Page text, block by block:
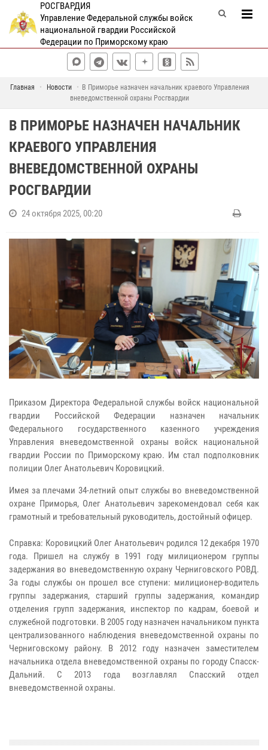
РОСГВАРДИЯ
Управление Федеральной службы войск
национальной гвардии Российской
Федерации по Приморскому краю
Главная Новости
В Приморье назначен начальник краевого Управления
вневедомственной охраны Росгвардии
В ПРИМОРЬЕ НАЗНАЧЕН НАЧАЛЬНИК
КРАЕВОГО УПРАВЛЕНИЯ
ВНЕВЕДОМСТВЕННОЙ ОХРАНЫ
РОСГВАРДИИ
24 октября 2025, 00:20
Приказом Директора Федеральной службы войск национальной
гвардии Российской Федерации назначен начальник
Федерального государственного казенного учреждения
Управления вневедомственной охраны войск национальной
гвардии России по Приморскому краю. Им стал подполковник
полиции Олег Анатольевич Коровицкий.
Имея за плечами 34-летний опыт службы во вневедомственной
охране Приморья, Олег Анатольевич зарекомендовал себя как
грамотный и требовательный руководитель, достойный офицер.
Справка: Коровицкий Олег Анатольевич родился 12 декабря 1970
года. Пришел на службу в 1991 году милиционером группы
задержания во вневедомственную охрану Черниговского РОВД.
За годы службы он прошел все ступени: милиционер-водитель
группы задержания, старший группы задержания, командир
отделения групп задержания, инспектор по кадрам, боевой и
служебной подготовки. В 2005 году назначен начальником пункта
централизованного наблюдения вневедомственной охраны по
Черниговскому району. В 2012 году назначен заместителем
начальника отдела вневедомственной охраны по городу Спасск-
Дальний. С 2013 года возглавлял Спасский отдел
вневедомственной охраны.